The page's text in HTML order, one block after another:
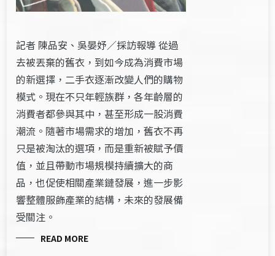
記者 陳品安、吳晏妤／採訪報導 從過
去被丟棄的舊衣，到如今成為消費市場
的新選擇，二手衣逐漸改變人們的購物
模式。現在不只年輕族群，各年齡層的
消費者都參與其中，甚至形成一股消費
潮流。隨著市場需求的增加，舊衣不再
只是被淘汰的選項，而是重新被賦予價
值，並且帶動市場規模持續擴大的商
品，也促使相關產業鏈發展，進一步影
響整體服飾產業的結構，未來的發展備
受關注。
READ MORE